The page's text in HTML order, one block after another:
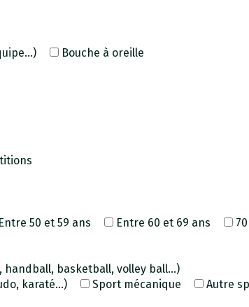
Bouche à oreille
Entre 50 et 59 ans Entre 60 et 69 ans
basketball, volley ball...)
karaté...) Sport mécanique Autre